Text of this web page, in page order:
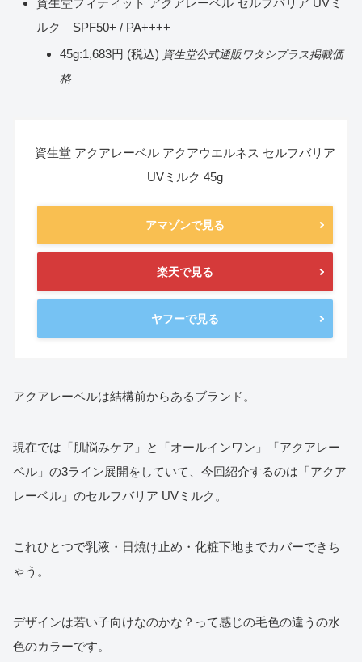
資生堂フィティット アクアレーベル セルフバリア UVミ
ルク SPF50+ / PA++++
45g:1,683円 (税込) 資生堂公式通販ワタシプラス掲載価
格
資生堂 アクアレーベル アクアウエルネス セルフバリア
UVミルク 45g
アマゾンで見る
楽天で見る
ヤフーで見る
アクアレーベルは結構前からあるブランド。
現在では「肌悩みケア」と「オールインワン」「アクアレー
ベル」の3ライン展開をしていて、今回紹介するのは「アクア
レーベル」のセルフバリア UVミルク。
これひとつで乳液・日焼け止め・化粧下地までカバーできち
ゃう。
デザインは若い子向けなのかな？って感じの毛色の違うの水
色のカラーです。